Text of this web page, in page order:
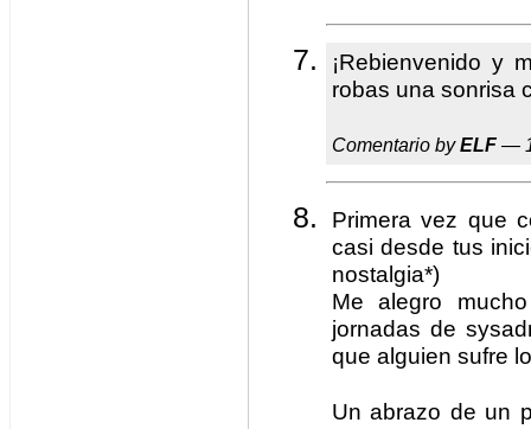
¡Rebienvenido y
robas una sonrisa
Comentario byELF —
Primera vez que
casi desde tus
nostalgia*)
Me alegro
jornadas de
que alguien sufre
Un abrazo de un